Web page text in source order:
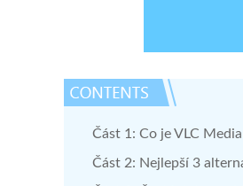
Část 1: Co je VLC
Část 2: Nejlepší 3